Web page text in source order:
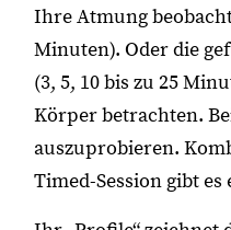
Ihre Atmung
Minuten). Oder die
(3, 5, 10 bis zu 25
Körper betrachten.
auszuprobieren.
Timed-Session gibt